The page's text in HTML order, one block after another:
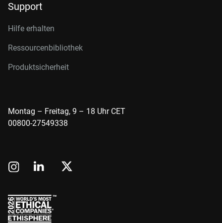
Support
Hilfe erhalten
Ressourcenbibliothek
Produktsicherheit
Montag – Freitag, 9 – 18 Uhr CET
00800-27549338